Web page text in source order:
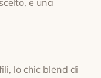
e una
lo chic blend di